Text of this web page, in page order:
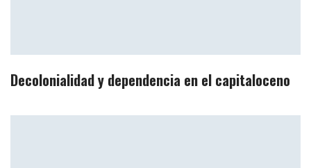
Decolonialidad y dependencia en el capitaloceno